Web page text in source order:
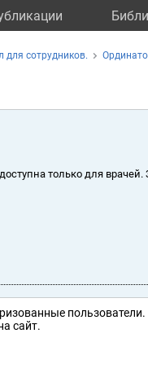
для сотрудников.
только для
пользователи.
сайт.